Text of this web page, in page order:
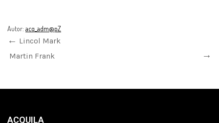
Autor: acq_adm@pZ
Lincol Mark
Martin Frank
ACQUILA